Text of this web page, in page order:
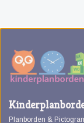
Planborden &